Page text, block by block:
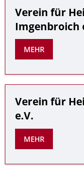
Verein für
Imgenbroich
MEHR
Verein für
e.V.
MEHR